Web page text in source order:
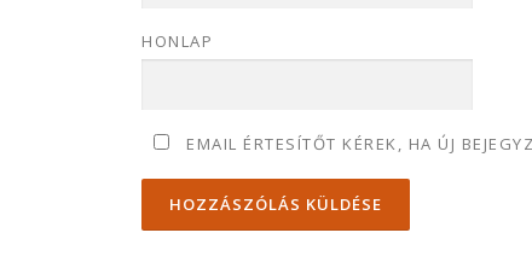
HONLAP
EMAIL ÉRTESÍTŐT KÉREK, HA ÚJ